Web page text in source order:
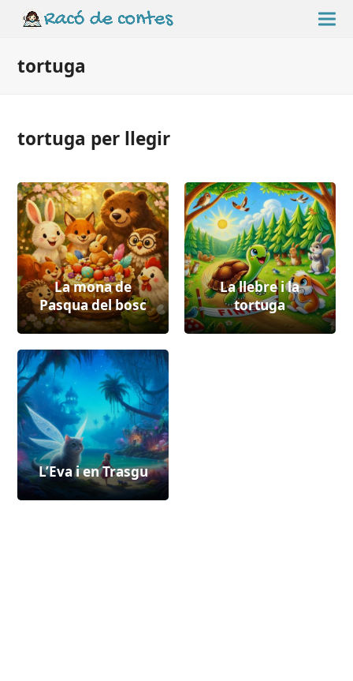
tortuga
tortuga per llegir
La mona de
Pasqua del bosc
La llebre i la
tortuga
L’Eva i en Trasgu